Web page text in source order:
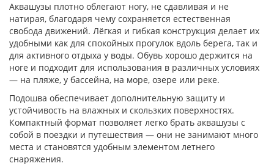
Аквашузы плотно облегают ногу, не сдавливая и не
натирая, благодаря чему сохраняется естественная
свобода движений. Лёгкая и гибкая конструкция делает их
удобными как для спокойных прогулок вдоль берега, так и
для активного отдыха у воды. Обувь хорошо держится на
ноге и подходит для использования в различных условиях
— на пляже, у бассейна, на море, озере или реке.
Подошва обеспечивает дополнительную защиту и
устойчивость на влажных и скользких поверхностях.
Компактный формат позволяет легко брать аквашузы с
собой в поездки и путешествия — они не занимают много
места и становятся удобным элементом летнего
снаряжения.